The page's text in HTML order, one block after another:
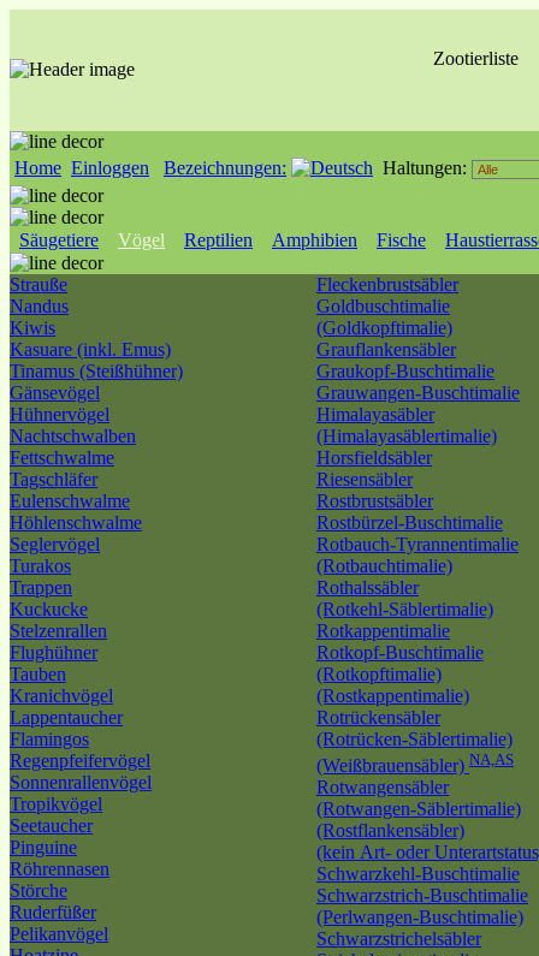
Zootierliste
Home Einloggen Bezeichnungen: Haltungen:
Säugetiere Vögel Reptilien Amphibien Fische
Strauße
Nandus
Kiwis
Kasuare (inkl. Emus)
Tinamus (Steißhühner)
Gänsevögel
Hühnervögel
Nachtschwalben
Fettschwalme
Tagschläfer
Eulenschwalme
Höhlenschwalme
Seglervögel
Turakos
Trappen
Kuckucke
Stelzenrallen
Flughühner
Tauben
Kranichvögel
Lappentaucher
Flamingos
Regenpfeifervögel
Sonnenrallenvögel
Tropikvögel
Seetaucher
Pinguine
Röhrennasen
Störche
Ruderfüßer
Pelikanvögel
Fleckenbrustsäbler
Goldbuschtimalie
(Goldkopftimalie)
Grauflankensäbler
Graukopf-Buschtimalie
Grauwangen-Buschtimalie
Himalayasäbler
(Himalayasäblertimalie)
Horsfieldsäbler
Riesensäbler
Rostbrustsäbler
Rostbürzel-Buschtimalie
Rotbauch-Tyrannentimalie
(Rotbauchtimalie)
Rothalssäbler
(Rotkehl-Säblertimalie)
Rotkappentimalie
Rotkopf-Buschtimalie
(Rotkopftimalie)
(Rostkappentimalie)
Rotrückensäbler
(Rotrücken-Säblertimalie)
(Weißbrauensäbler) NA,AS
Rotwangensäbler
(Rotwangen-Säblertimalie)
(Rostflankensäbler)
(kein Art- oder
Schwarzkehl-Buschtimalie
Schwarzstrich-Buschtimalie
(Perlwangen-Buschtimalie)
Schwarzstrichelsäbler